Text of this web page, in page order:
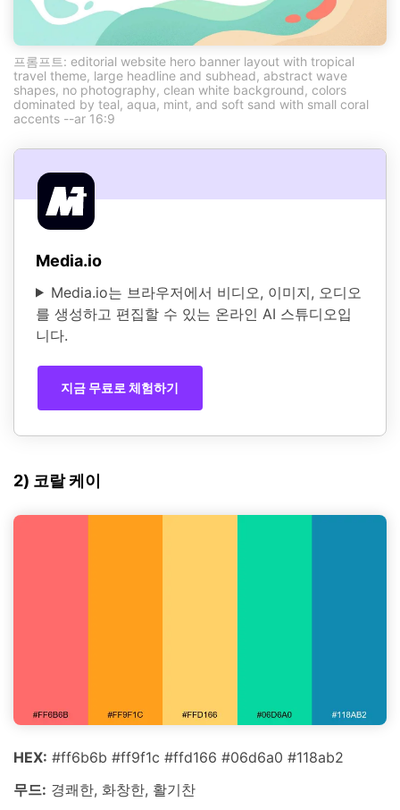
프롬프트: editorial website hero banner layout with tropical
travel theme, large headline and subhead, abstract wave
shapes, no photography, clean white background, colors
dominated by teal, aqua, mint, and soft sand with small coral
accents --ar 16:9
Media.io
Media.io는 브라우저에서 비디오, 이미지, 오디오
를 생성하고 편집할 수 있는 온라인 AI 스튜디오입
니다.
지금 무료로 체험하기
2) 코랄 케이
HEX: #ff6b6b #ff9f1c #ffd166 #06d6a0 #118ab2
무드: 경쾌한, 화창한, 활기찬